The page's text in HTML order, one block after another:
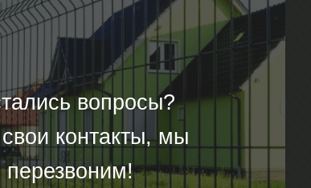
вопросы?
контакты, мы